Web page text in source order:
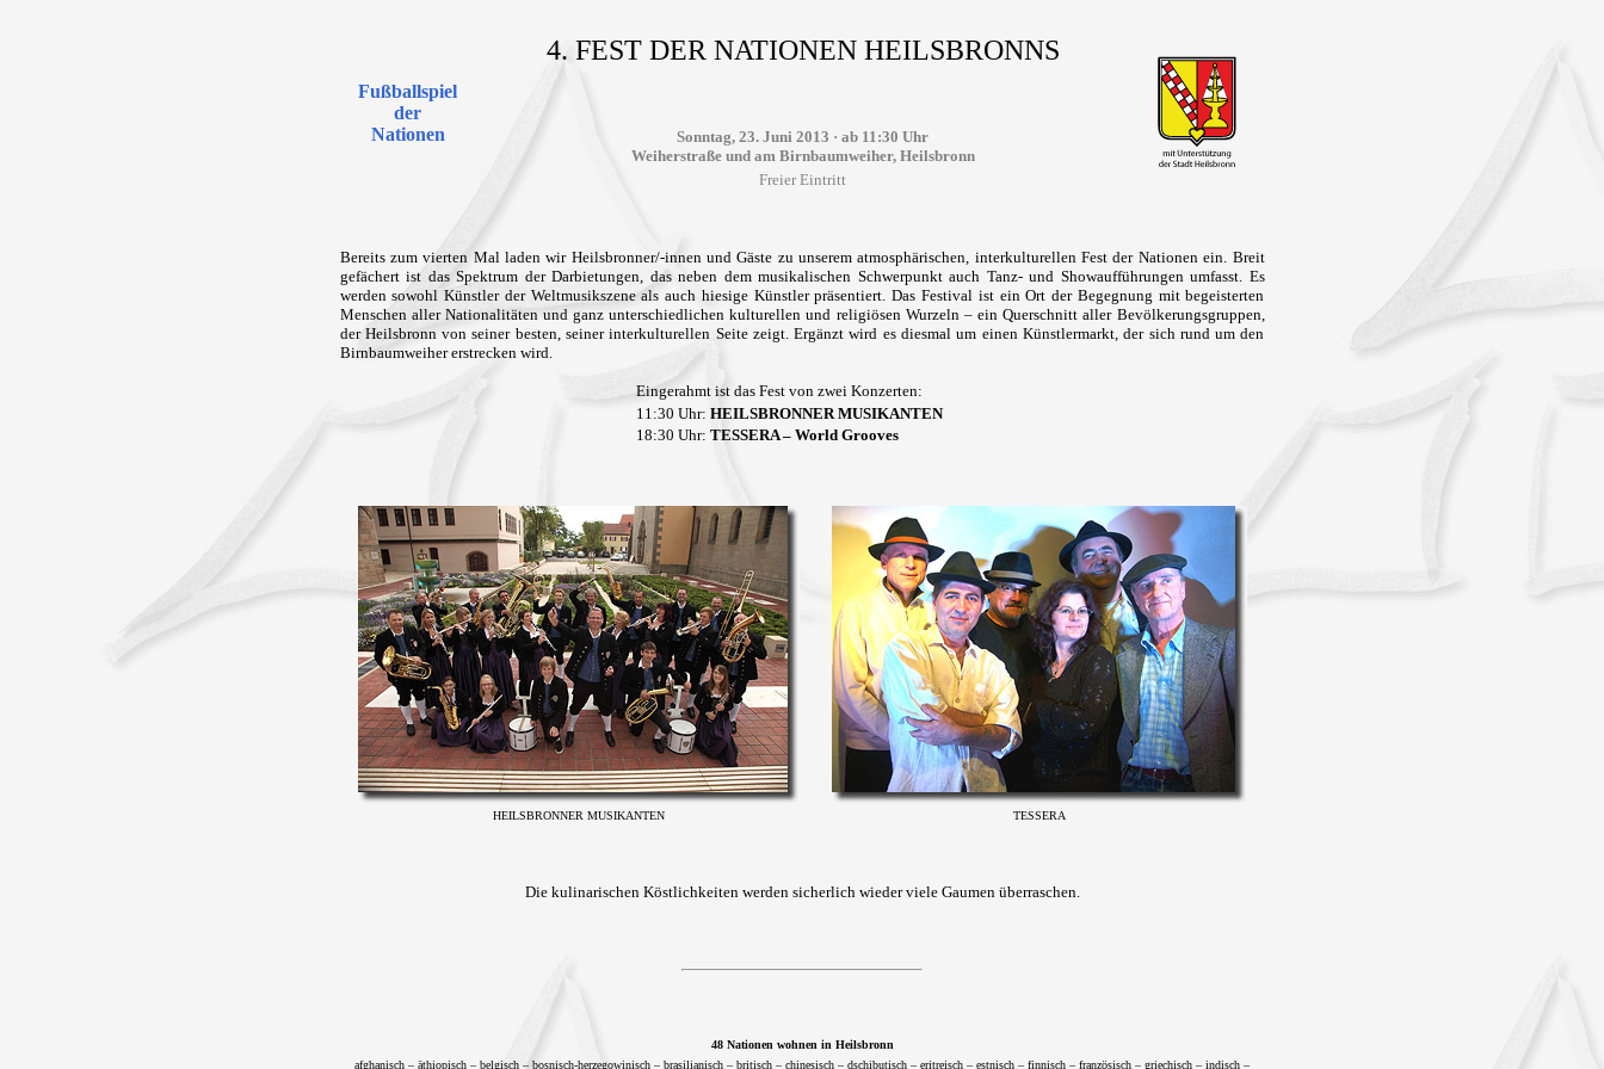
Fußballspiel
der
Nationen
4. FEST DER NATIONEN HEILSBRONNS
Sonntag, 23. Juni 2013 · ab 11:30 Uhr
Weiherstraße und am Birnbaumweiher, Heilsbronn
Freier Eintritt
Bereits zum vierten Mal laden wir Heilsbronner/-innen und Gäste zu unserem atmosphärischen, interkulturellen Fest der Nationen ein. Breit
gefächert ist das Spektrum der Darbietungen, das neben dem musikalischen Schwerpunkt auch Tanz- und Showaufführungen umfasst. Es
werden sowohl Künstler der Weltmusikszene als auch hiesige Künstler präsentiert. Das Festival ist ein Ort der Begegnung mit begeisterten
Menschen aller Nationalitäten und ganz unterschiedlichen kulturellen und religiösen Wurzeln – ein Querschnitt aller Bevölkerungsgruppen,
der Heilsbronn von seiner besten, seiner interkulturellen Seite zeigt. Ergänzt wird es diesmal um einen Künstlermarkt, der sich rund um den
Birnbaumweiher erstrecken wird.
Eingerahmt ist das Fest von zwei Konzerten:
11:30 Uhr: HEILSBRONNER MUSIKANTEN
18:30 Uhr: TESSERA – World Grooves
HEILSBRONNER MUSIKANTEN TESSERA
Die kulinarischen Köstlichkeiten werden sicherlich wieder viele Gaumen überraschen.
48 Nationen wohnen in Heilsbronn
afghanisch – äthiopisch – belgisch – bosnisch-herzegowinisch – brasilianisch – britisch – chinesisch – dschibutisch – eritreisch – estnisch – finnisch – französisch – griechisch – indisch –